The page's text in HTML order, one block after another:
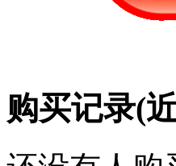
购买记录(